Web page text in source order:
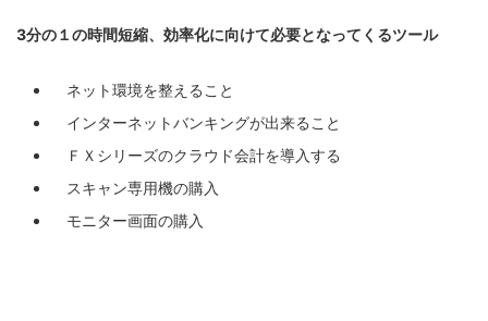
3分の１の時間短縮、効率化に向けて必要となってくるツール
ネット環境を整えること
インターネットバンキングが出来ること
ＦＸシリーズのクラウド会計を導入する
スキャン専用機の購入
モニター画面の購入